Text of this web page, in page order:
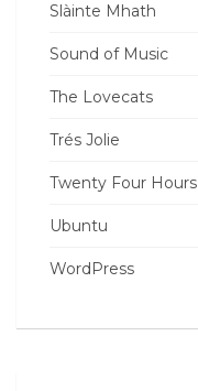
Slàinte Mhath
Sound of Music
The Lovecats
Trés Jolie
Twenty Four Hours
Ubuntu
WordPress